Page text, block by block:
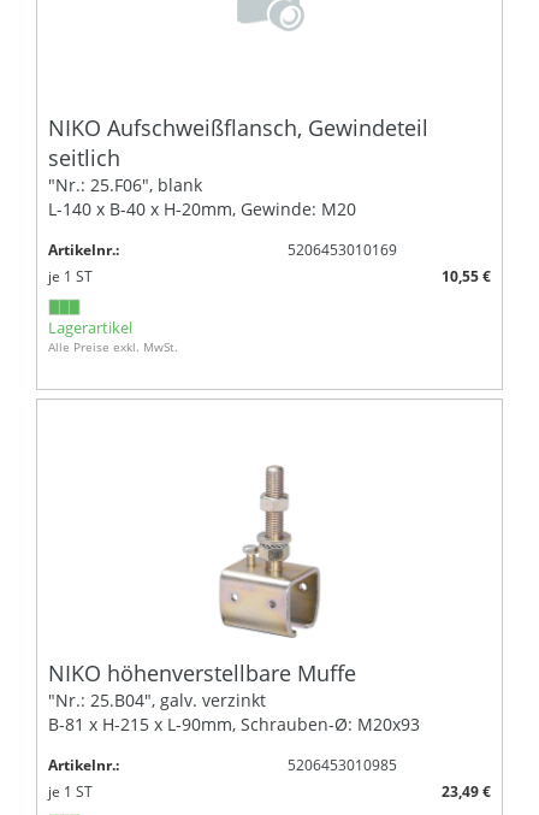
NIKO Aufschweißflansch, Gewindeteil
seitlich
"Nr.: 25.F06", blank
L-140 x B-40 x H-20mm, Gewinde: M20
Artikelnr.:
5206453010169
je 1 ST 10,55 €
Lagerartikel
Alle Preise exkl. MwSt.
NIKO höhenverstellbare Muffe
"Nr.: 25.B04", galv. verzinkt
B-81 x H-215 x L-90mm, Schrauben-Ø: M20x93
Artikelnr.:
5206453010985
je 1 ST 23,49 €